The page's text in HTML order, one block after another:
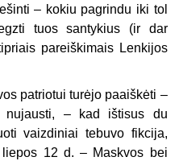
– kokiu pagrindu iki tol
tuos santykius (ir dar
pareiškimais Lenkijos
patriotui turėjo paaiškėti –
– kad ištisus du
vaizdiniai tebuvo fikcija,
12 d. – Maskvos bei